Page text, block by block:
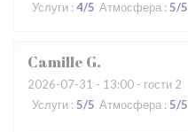
Услуги : 4/5 Атмосфера : 5/5
Camille G
2026-07-31 - 13:00 - гости 2
Услуги : 5/5 Атмосфера : 5/5